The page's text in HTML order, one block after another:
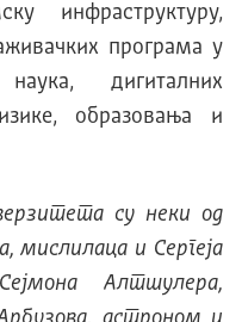
инфраструктуру,
програма у
дигиталних
образовања и
су неки од
мислилаца и Сергеја
Алтшулера,